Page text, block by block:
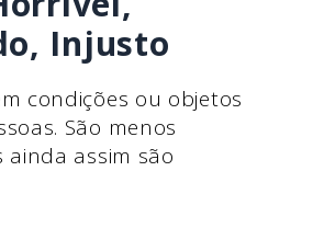
Injusto
condições ou objetos
São menos
ainda assim são